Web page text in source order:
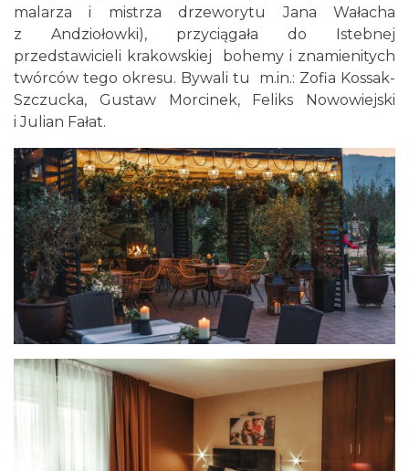
malarza i mistrza drzeworytu Jana Wałacha
z Andziołowki), przyciągała do Istebnej
przedstawicieli krakowskiej bohemy i znamienitych
twórców tego okresu. Bywali tu m.in.: Zofia Kossak-
Szczucka, Gustaw Morcinek, Feliks Nowowiejski
i Julian Fałat.